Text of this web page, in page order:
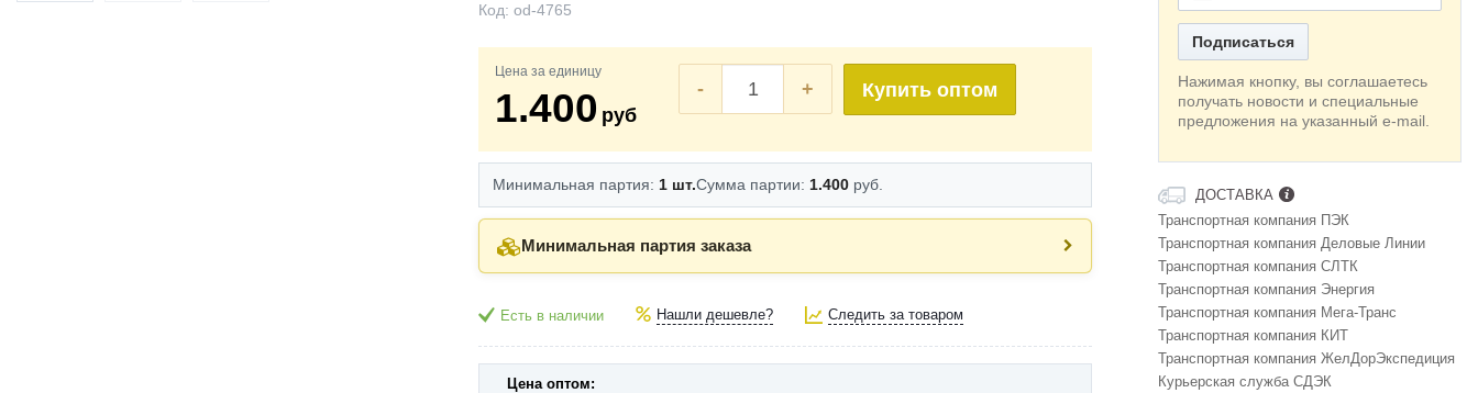
Код: od-4765
Цена за единицу
1.400 руб
- + Купить оптом
Минимальная партия: 1 шт.Сумма партии: 1.400 руб.
Минимальная партия заказа
Есть в наличии Нашли дешевле? Следить за товаром
Цена оптом:
Подписаться
Нажимая кнопку, вы соглашаетесь
получать новости и специальные
предложения на указанный e-mail.
ДОСТАВКА
Транспортная компания ПЭК
Транспортная компания Деловые Линии
Транспортная компания СЛТК
Транспортная компания Энергия
Транспортная компания Мега-Транс
Транспортная компания КИТ
Транспортная компания ЖелДорЭкспедиция
Курьерская служба СДЭК